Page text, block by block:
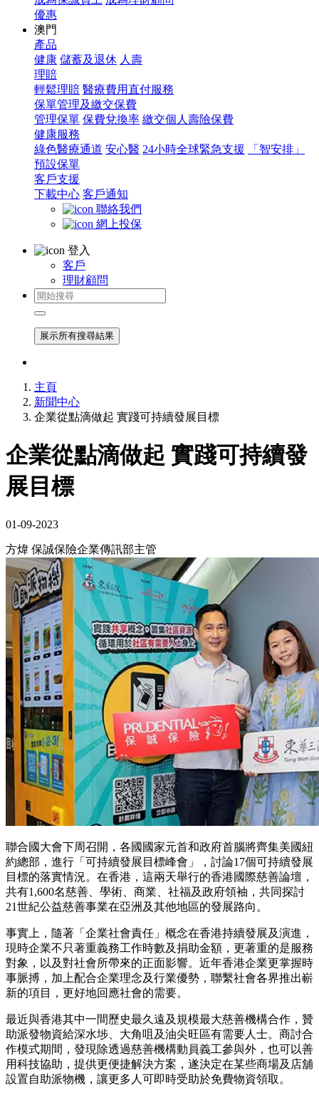
優惠
澳門
產品
健康 儲蓄及退休 人壽
理賠
輕鬆理賠 醫療費用直付服務
保單管理及繳交保費
管理保單 保費兌換率 繳交個人壽險保費
健康服務
綠色醫療通道 安心醫 24小時全球緊急支援
「智安排」
預設保單
客戶支援
下載中心 客戶通知
聯絡我們
網上投保
登入
客戶
理財顧問
展示所有搜尋結果
主頁
新聞中心
企業從點滴做起 實踐可持續發展目標
企業從點滴做起 實踐可持續發
展目標
01-09-2023
方煒 保誠保險企業傳訊部主管
聯合國大會下周召開，各國國家元首和政府首腦將齊集美國紐
約總部，進行「可持續發展目標峰會」，討論17個可持續發展
目標的落實情況。在香港，這兩天舉行的香港國際慈善論壇，
共有1,600名慈善、學術、商業、社福及政府領袖，共同探討
21世紀公益慈善事業在亞洲及其他地區的發展路向。
事實上，隨著「企業社會責任」概念在香港持續發展及演進，
現時企業不只著重義務工作時數及捐助金額，更著重的是服務
對象，以及對社會所帶來的正面影響。近年香港企業更掌握時
事脈搏，加上配合企業理念及行業優勢，聯繫社會各界推出嶄
新的項目，更好地回應社會的需要。
最近與香港其中一間歷史最久遠及規模最大慈善機構合作，贊
助派發物資給深水埗、大角咀及油尖旺區有需要人士。商討合
作模式期間，發現除透過慈善機構動員義工參與外，也可以善
用科技協助，提供更便捷解決方案，遂決定在某些商場及店舖
設置自助派物機，讓更多人可即時受助於免費物資領取。